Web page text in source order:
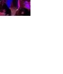
de